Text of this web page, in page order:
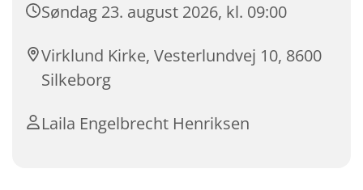
Søndag 23. august 2026, kl. 09:00
Virklund Kirke, Vesterlundvej 10, 8600
Silkeborg
Laila Engelbrecht Henriksen